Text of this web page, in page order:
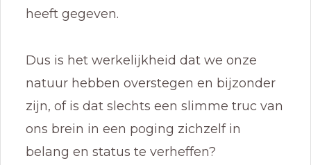
heeft gegeven.
Dus is het werkelijkheid dat we onze
natuur hebben overstegen en bijzonder
zijn, of is dat slechts een slimme truc van
ons brein in een poging zichzelf in
belang en status te verheffen?